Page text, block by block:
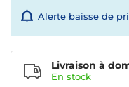
Alerte baisse de
Livraison à
En stock